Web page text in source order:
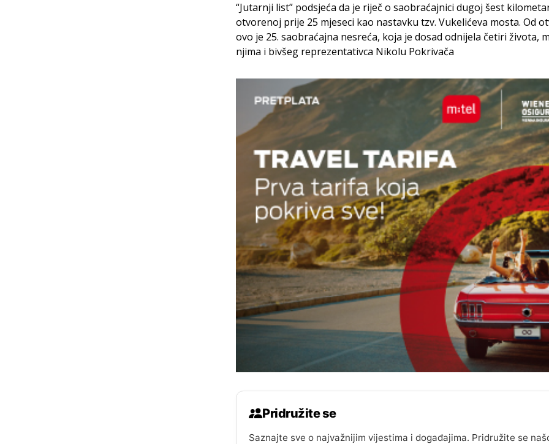
“Jutarnji list” podsjeća da je riječ o saobraćajnici dugoj šest
otvorenoj prije 25 mjeseci kao nastavku tzv. Vukelićeva mosta. Od
ovo je 25. saobraćajna nesreća, koja je dosad odnijela četiri života,
njima i bivšeg reprezentativca Nikolu Pokrivača
Pridružite se
Saznajte sve o najvažnijim vijestima i događajima. Pridružite se